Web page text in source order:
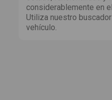
considerablemente en
Utiliza nuestro
vehículo.